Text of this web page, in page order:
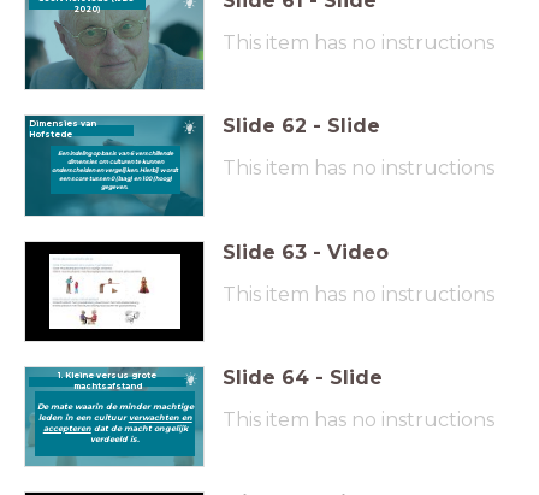
2020)
This item has no instructions
Dimensies van
Hofstede
Een indeling op basis van 6 verschillende
dimensies om culturen te kunnen
onderscheiden en vergelijken. Hierbij wordt
een score tussen 0 (laag) en 100 (hoog)
gegeven.
Slide 62 - Slide
This item has no instructions
Slide 63 - Video
This item has no instructions
1. Kleine versus grote
machtsafstand
De mate waarin de minder machtige
leden in een cultuur verwachten en
accepterendat de macht ongelijk
verdeeld is.
Slide 64 - Slide
This item has no instructions